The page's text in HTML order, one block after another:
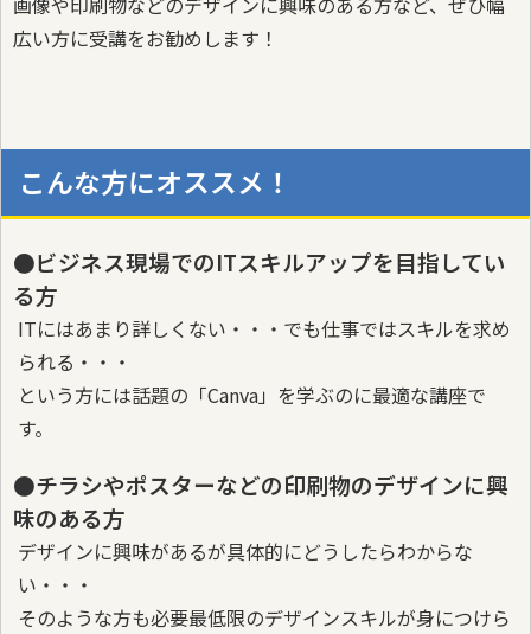
広い方に受講をお勧めします！
こんな方にオススメ！
●ビジネス現場でのITスキルアップを目指してい
る方
ITにはあまり詳しくない・・・でも仕事ではスキルを求め
られる・・・
という方には話題の「Canva」を学ぶのに最適な講座で
す。
●チラシやポスターなどの印刷物のデザインに興
味のある方
デザインに興味があるが具体的にどうしたらわからな
い・・・
そのような方も必要最低限のデザインスキルが身につけら